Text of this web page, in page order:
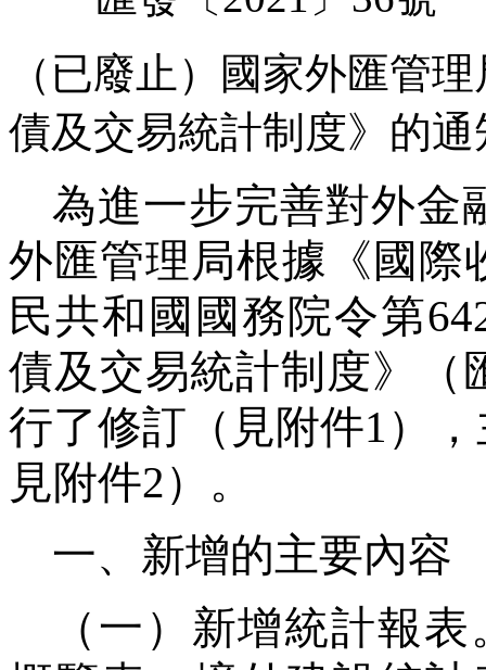
（已廢止）國家外匯管
債及交易統計制度》的通
為進一步完善對外金
外匯管理局根據《國際
民共和國國務院令第
債及交易統計制度》（
行了修訂（見附件1）
見附件2）。
一、新增的主要內容
（一）新增統計報